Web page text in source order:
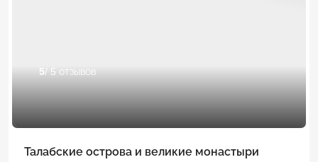
5/ 5 отзывов
Талабские острова и великие монастыри